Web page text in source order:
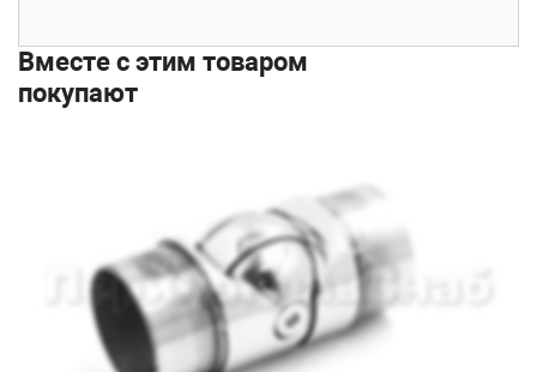
Вместе с этим товаром
покупают